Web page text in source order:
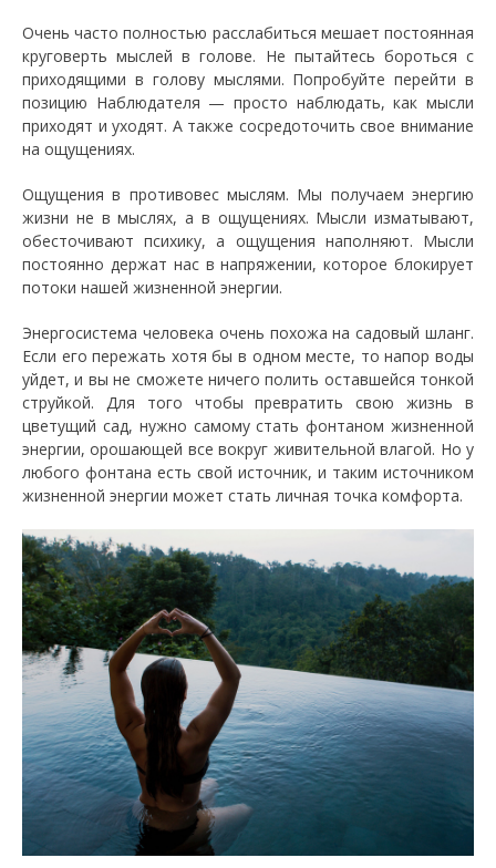
Очень часто полностью расслабиться мешает постоянная
круговерть мыслей в голове. Не пытайтесь бороться с
приходящими в голову мыслями. Попробуйте перейти в
позицию Наблюдателя — просто наблюдать, как мысли
приходят и уходят. А также сосредоточить свое внимание
на ощущениях.
Ощущения в противовес мыслям. Мы получаем энергию
жизни не в мыслях, а в ощущениях. Мысли изматывают,
обесточивают психику, а ощущения наполняют. Мысли
постоянно держат нас в напряжении, которое блокирует
потоки нашей жизненной энергии.
Энергосистема человека очень похожа на садовый шланг.
Если его пережать хотя бы в одном месте, то напор воды
уйдет, и вы не сможете ничего полить оставшейся тонкой
струйкой. Для того чтобы превратить свою жизнь в
цветущий сад, нужно самому стать фонтаном жизненной
энергии, орошающей все вокруг живительной влагой. Но у
любого фонтана есть свой источник, и таким источником
жизненной энергии может стать личная точка комфорта.